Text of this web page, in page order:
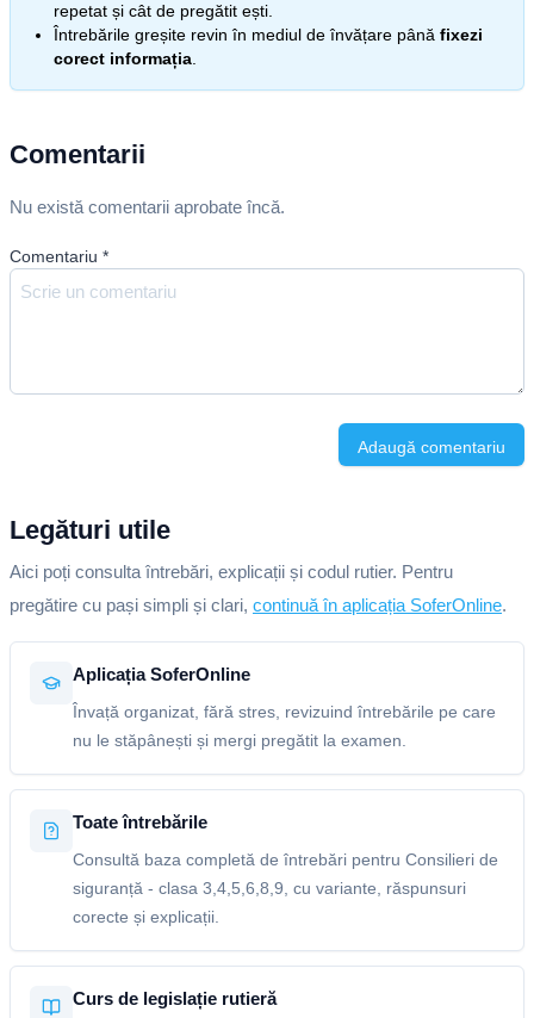
repetat și cât de pregătit ești.
Întrebările greșite revin în mediul de învățare până fixezi
corect informația
Comentarii
Nu există comentarii aprobate încă.
Comentariu *
Adaugă comentariu
Legături utile
Aici poți consulta întrebări, explicații și codul rutier. Pentru
pregătire cu pași simpli și clari, continuă în aplicația SoferOnline.
Aplicația SoferOnline
Învață organizat, fără stres, revizuind întrebările pe care
nu le stăpânești și mergi pregătit la examen.
Toate întrebările
Consultă baza completă de întrebări pentru Consilieri de
siguranță - clasa 3,4,5,6,8,9, cu variante, răspunsuri
corecte și explicații.
Curs de legislație rutieră